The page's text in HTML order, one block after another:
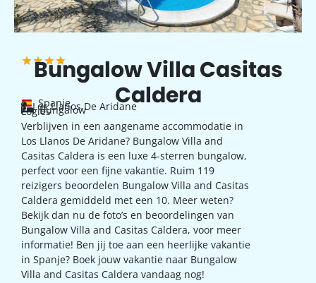
Bungalow Villa Casitas
Caldera
Spanje
Los Llanos De Aridane
Bungalow
Logies
Verblijven in een aangename accommodatie in
Los Llanos De Aridane? Bungalow Villa and
Casitas Caldera is een luxe 4-sterren bungalow,
perfect voor een fijne vakantie. Ruim 119
reizigers beoordelen Bungalow Villa and Casitas
Caldera gemiddeld met een 10. Meer weten?
Bekijk dan nu de foto’s en beoordelingen van
Bungalow Villa and Casitas Caldera, voor meer
informatie! Ben jij toe aan een heerlijke vakantie
in Spanje? Boek jouw vakantie naar Bungalow
Villa and Casitas Caldera vandaag nog!